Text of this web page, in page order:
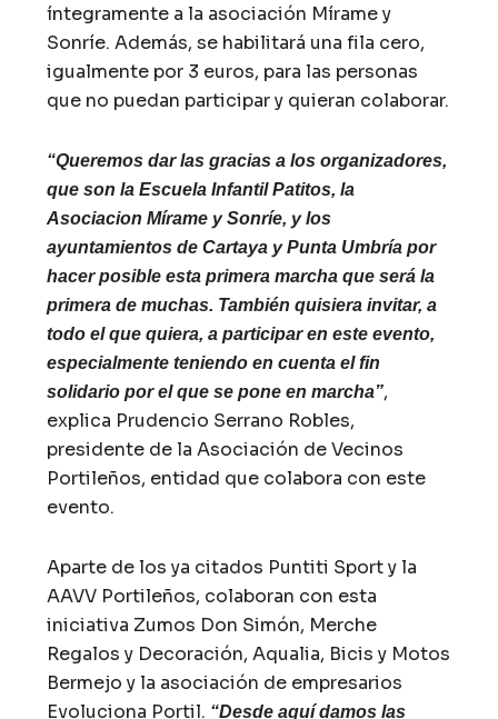
íntegramente a la asociación Mírame y
Sonríe. Además, se habilitará una fila cero,
igualmente por 3 euros, para las personas
que no puedan participar y quieran colaborar.
“Queremos dar las gracias a los organizadores,
que son la Escuela Infantil Patitos, la
Asociacion Mírame y Sonríe, y los
ayuntamientos de Cartaya y Punta Umbría por
hacer posible esta primera marcha que será la
primera de muchas. También quisiera invitar, a
todo el que quiera, a participar en este evento,
especialmente teniendo en cuenta el fin
solidario por el que se pone en marcha”,
explica Prudencio Serrano Robles,
presidente de la Asociación de Vecinos
Portileños, entidad que colabora con este
evento.
Aparte de los ya citados Puntiti Sport y la
AAVV Portileños, colaboran con esta
iniciativa Zumos Don Simón, Merche
Regalos y Decoración, Aqualia, Bicis y Motos
Bermejo y la asociación de empresarios
Evoluciona Portil. “Desde aquí damos las